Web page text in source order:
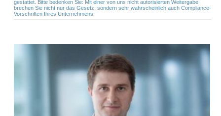
gestattet. Bitte bedenken Sie: Mit einer von uns nicht autorisierten Weitergabe
brechen Sie nicht nur das Gesetz, sondern sehr wahrscheinlich auch Compliance-
Vorschriften Ihres Unternehmens.